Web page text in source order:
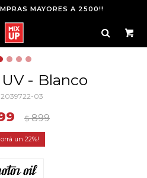
MAYORES A 2500!!
- Blanco
2039722-03
$ 899
22